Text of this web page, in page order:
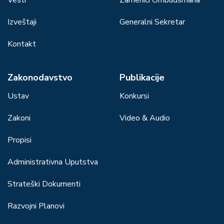
Izveštaji
Kontakt
Generalni Sekretar
Zakonodavstvo
Ustav
Zakoni
Propisi
Administrativna Uputstva
Strateški Dokumenti
Razvojni Planovi
Publikacije
Konkursi
Video & Audio